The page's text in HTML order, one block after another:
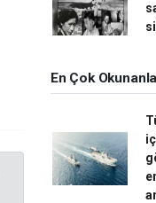
En Çok